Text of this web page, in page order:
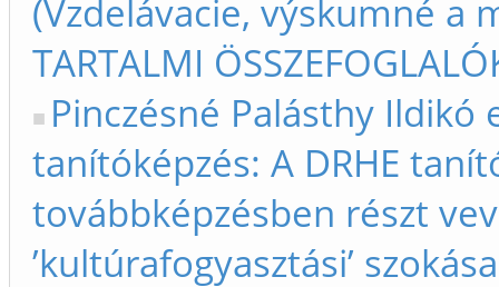
(Vzdelávacie, výskumné a
TARTALMI
Pinczésné Palásthy
tanítóképzés: A DRHE
továbbképzésben részt
’kultúrafogyasztási’